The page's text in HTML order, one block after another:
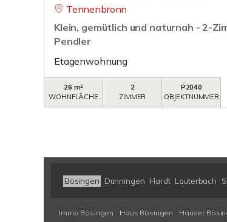
Tennenbronn
Klein, gemütlich und naturnah - 2-
Pendler
Etagenwohnung
26 m²
WOHNFLÄCHE
2
ZIMMER
P2040
OBJEKTNUMMER
Bösingen Dunningen Hardt Lauterbach
Immo Bösingen Haus Bösingen Häuser